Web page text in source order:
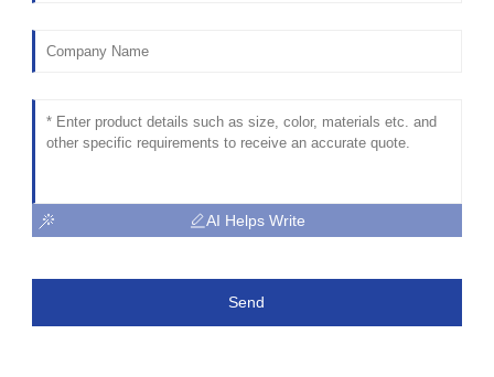
AI Helps Write
Send